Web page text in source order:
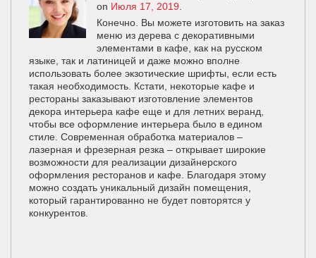
on Июля 17, 2019
Конечно. Вы можете изготовить на заказ
меню из дерева с декоративными
элементами в кафе, как на русском
языке, так и латиницей и даже можно вполне
использовать более экзотические шрифты, если есть
такая необходимость. Кстати, некоторые кафе и
рестораны заказывают изготовление элементов
декора интерьера кафе еще и для летних веранд,
чтобы все оформление интерьера было в едином
стиле. Современная обработка материалов –
лазерная и фрезерная резка – открывает широкие
возможности для реализации дизайнерского
оформления ресторанов и кафе. Благодаря этому
можно создать уникальный дизайн помещения,
который гарантированно не будет повторятся у
конкурентов.